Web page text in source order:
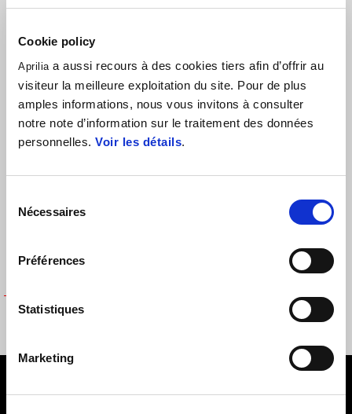
Cookie policy
Aprilia a aussi recours à des cookies tiers afin d’offrir au
visiteur la meilleure exploitation du site. Pour de plus
amples informations, nous vous invitons à consulter
notre note d’information sur le traitement des données
personnelles. Voir les détails.
Nécessaires
Préférences
Statistiques
Marketing
HOODIE NEXT RIVAL TECH